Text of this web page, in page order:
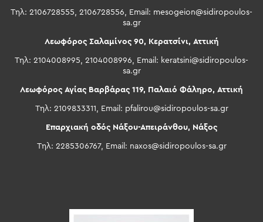
Τηλ: 2106728555, 2106728556, Email: mesogeion@sidiropoulos-
sa.gr
Λεωφόρος Σαλαμίνος 90, Κερατσίνι, Αττική
Τηλ: 2104008995, 2104008996, Email: keratsini@sidiropoulos-
sa.gr
Λεωφόρος Αγίας Βαρβάρας 119, Παλαιό Φάληρο, Αττική
Τηλ: 2109833311, Email: pfalirou@sidiropoulos-sa.gr
Επαρχιακή οδός Νάξου-Απειράνθου, Νάξος
Τηλ: 2285306767, Email: naxos@sidiropoulos-sa.gr